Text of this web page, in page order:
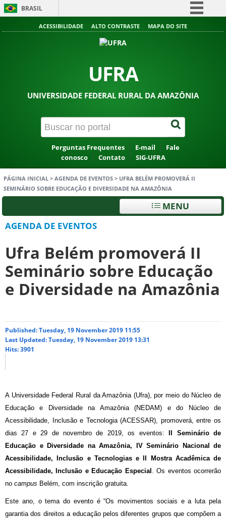
BRASIL
Simplifique!
Acesso à informação
ACESSIBILIDADE ALTO CONTRASTE MAPA DO SITE
UFRA
UNIVERSIDADE FEDERAL RURAL DA AMAZÔNIA
Perguntas Frequentes E-mail
Fale
conosco
Contato SIG-UFRA
PÁGINA INICIAL > AGENDA DE EVENTOS > UFRA BELÉM PROMOVERÁ II
SEMINÁRIO SOBRE EDUCAÇÃO E DIVERSIDADE NA AMAZÔNIA
MENU
AGENDA DE EVENTOS
Ufra Belém promoverá II
Seminário sobre Educação
e Diversidade na Amazônia
Published: Tuesday, 19 November 2019 11:55
Last Updated: Tuesday, 19 November 2019 13:31
Hits: 3901
A Universidade Federal Rural da Amazônia (Ufra), por meio do Núcleo de
Educação e Diversidade na Amazônia (NEDAM) e do Núcleo de
Acessibilidade, Inclusão e Tecnologia (ACESSAR), promoverá, entre os
dias 27 e 29 de novembro de 2019, os eventos:
II Seminário de
Educação e Diversidade na Amazônia, IV Seminário Nacional de
Acessibilidade, Inclusão e Tecnologias e II Mostra Acadêmica de
Acessibilidade, Inclusão e Educação Especial . Os eventos ocorrerão
no campus Belém, com inscrição gratuita.
Este ano, o tema do evento é “Os movimentos sociais e a luta pela
garantia dos direitos a educação pelos diferentes grupos que compõem a